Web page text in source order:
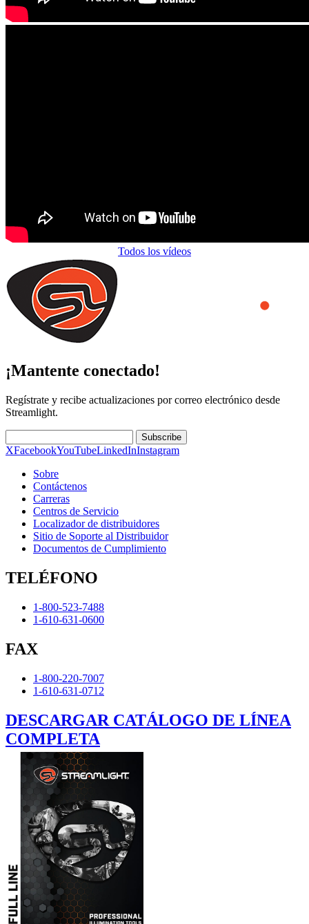
Todos los vídeos
¡Mantente conectado!
Regístrate y recibe actualizaciones por correo electrónico desde
Streamlight.
Subscribe
XFacebookYouTubeLinkedInInstagram
Sobre
Contáctenos
Carreras
Centros de Servicio
Localizador de distribuidores
Sitio de Soporte al Distribuidor
Documentos de Cumplimiento
TELÉFONO
1-800-523-7488
1-610-631-0600
FAX
1-800-220-7007
1-610-631-0712
DESCARGAR CATÁLOGO DE LÍNEA
COMPLETA